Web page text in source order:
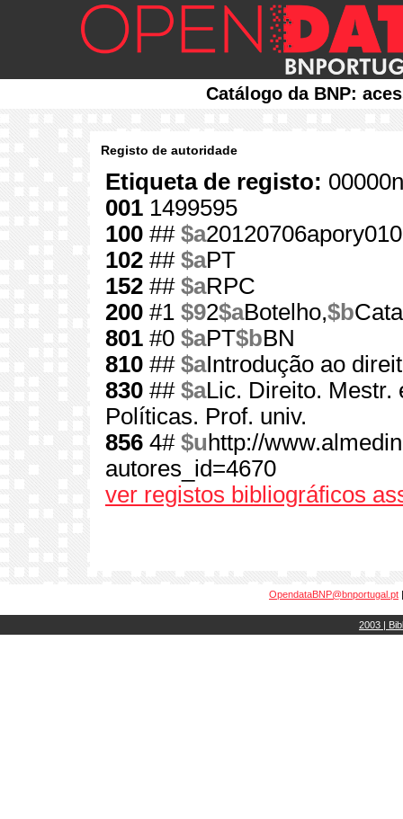
Catálogo da BNP:
Registo de autoridade
Etiqueta de registo:
001 1499595
100 ## $a
102 ## $aPT
152 ## $aRPC
200 #1 $92$aBotelho,$b
801 #0 $aPT$bBN
810 ## $aIntrodução ao
830 ## $aLic. Direito. Mestr.
Políticas. Prof. univ.
856 4# $u http://
autores_id=4670
ver registos bibliográficos
OpendataBNP@bnportugal.pt
2003 |